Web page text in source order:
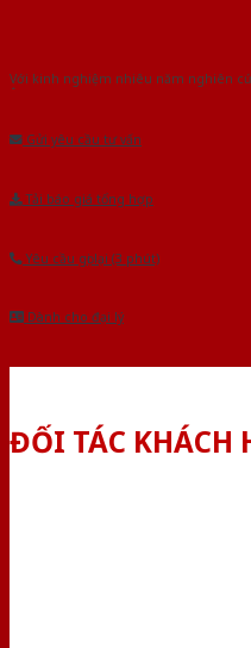
Với kinh nghiệm nhiêu năm nghiên
Gửi yêu cầu tư vấn
Tải báo giá tổng hợp
Yêu cầu gọi lại (3 phút)
Dành cho đại lý
ĐỐI TÁC KHÁCH